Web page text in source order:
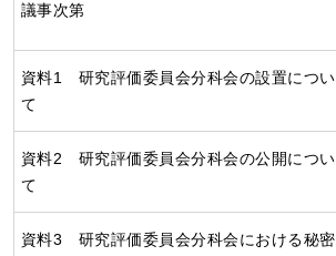
議事次第
資料1 研究評価委員会分科会の設置につい
て
資料2 研究評価委員会分科会の公開につい
て
資料3 研究評価委員会分科会における秘密